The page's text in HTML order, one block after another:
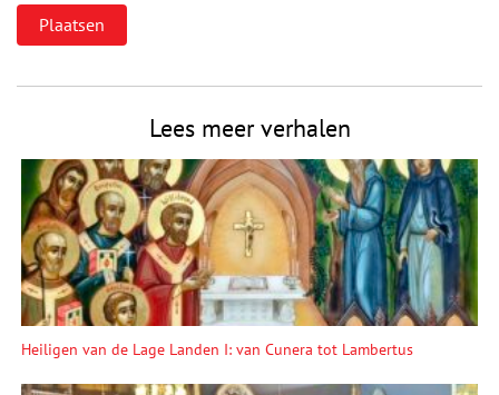
Lees meer verhalen
Heiligen van de Lage Landen I: van Cunera tot Lambertus